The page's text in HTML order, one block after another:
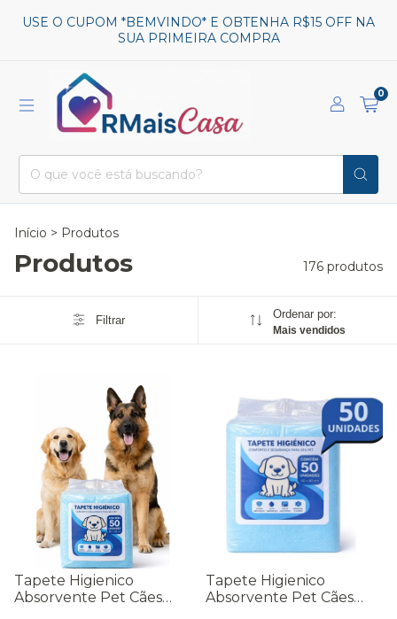
USE O CUPOM *BEMVINDO* E OBTENHA R$15 OFF NA
SUA PRIMEIRA COMPRA
0
Início > Produtos
Produtos 176 produtos
Filtrar Ordenar por:
Mais vendidos
Tapete Higienico
Absorvente Pet Cães
Tapete Higienico
Absorvente Pet Cães